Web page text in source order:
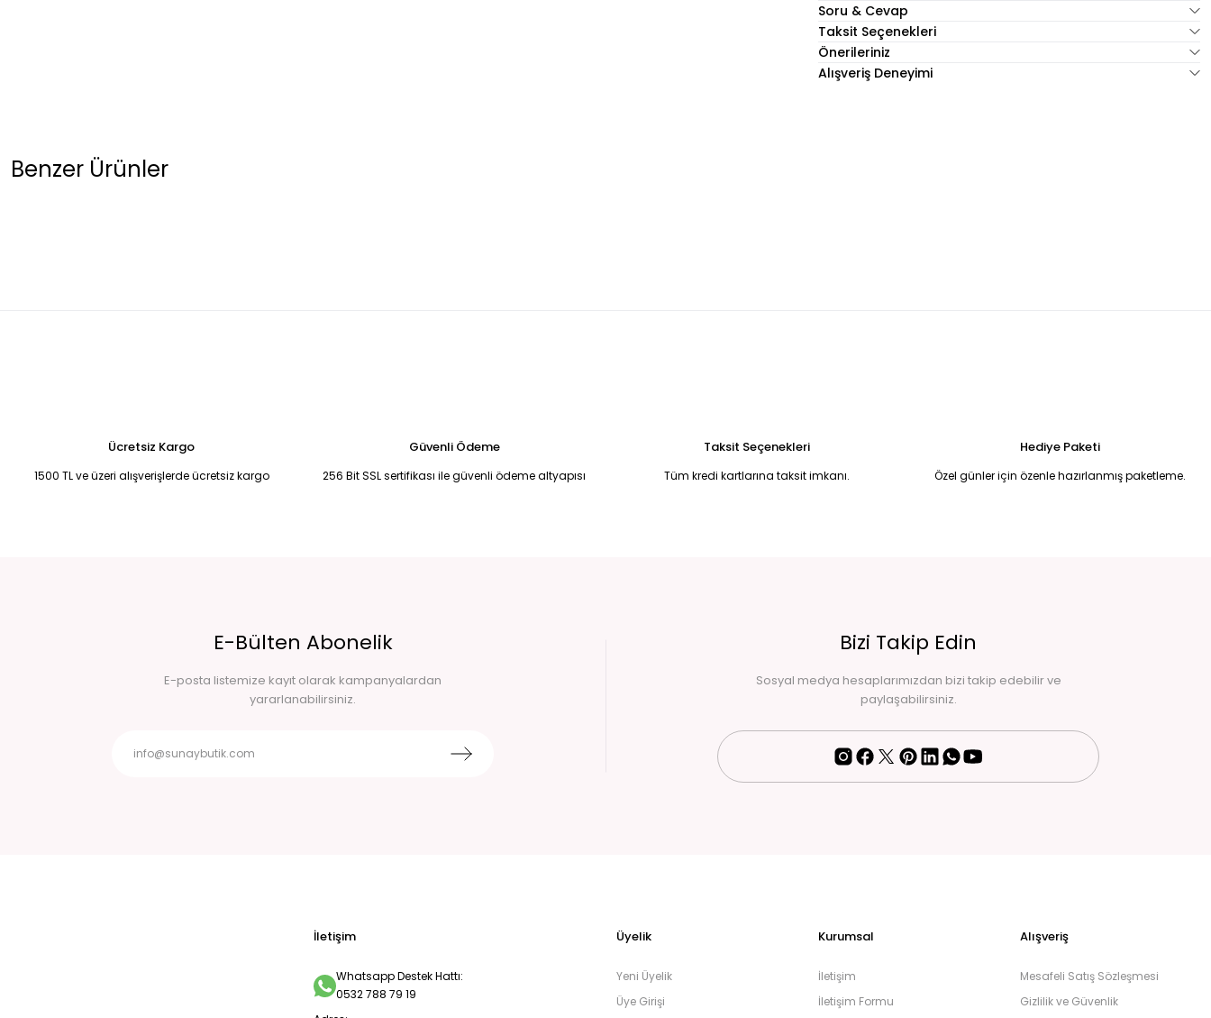
Soru & Cevap
Taksit Seçenekleri
Önerileriniz
Alışveriş Deneyimi
Benzer Ürünler
Ücretsiz Kargo
1500 TL ve üzeri alışverişlerde ücretsiz kargo
Güvenli Ödeme
256 Bit SSL sertifikası ile güvenli ödeme altyapısı
Taksit Seçenekleri
Tüm kredi kartlarına taksit imkanı.
Hediye Paketi
Özel günler için özenle hazırlanmış paketleme.
E-Bülten Abonelik
E-posta listemize kayıt olarak kampanyalardan
yararlanabilirsiniz.
Bizi Takip Edin
Sosyal medya hesaplarımızdan bizi takip edebilir ve
paylaşabilirsiniz.
İletişim
Whatsapp Destek Hattı:
0532 788 79 19
Üyelik
Yeni Üyelik
Üye Girişi
Kurumsal
İletişim
İletişim Formu
Alışveriş
Mesafeli Satış Sözleşmesi
Gizlilik ve Güvenlik